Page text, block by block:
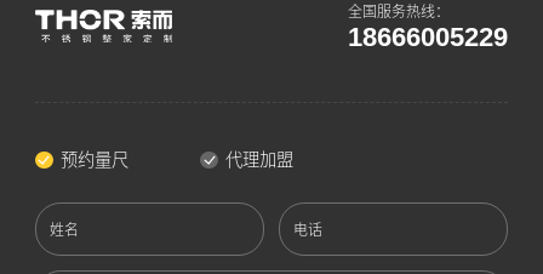
全国服务热线：
18666005229
预约量尺 代理加盟
姓名 电话